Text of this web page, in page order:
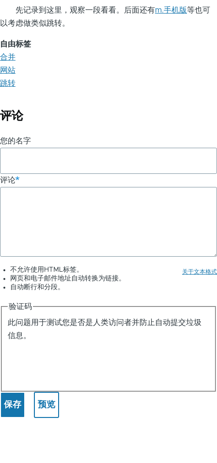
先记录到这里，观察一段看看。后面还有m.手机版等也可
以考虑做类似跳转。
自由标签
合并
网站
跳转
评论
您的名字
评论
关于文本格式
不允许使用HTML标签。
网页和电子邮件地址自动转换为链接。
自动断行和分段。
验证码
此问题用于测试您是否是人类访问者并防止自动提交垃圾
信息。